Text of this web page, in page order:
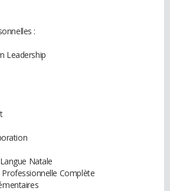
:
Leadership
Natale
Complète